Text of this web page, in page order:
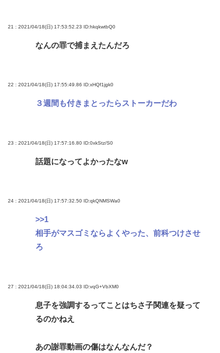
21 : 2021/04/18(日) 17:53:52.23 ID:hkqkwtbQ0
なんの罪で捕まえたんだろ
22 : 2021/04/18(日) 17:55:49.86 ID:xHQf1jgk0
３週間も付きまとったらストーカーだわ
23 : 2021/04/18(日) 17:57:16.80 ID:0xkStz/S0
話題になってよかったなw
24 : 2021/04/18(日) 17:57:32.50 ID:qkQNMSWa0
>>1
相手がマスゴミならよくやった、前科つけさせ
ろ
27 : 2021/04/18(日) 18:04:34.03 ID:vqG+VbXM0
息子を強調するってことはちさ子関連を疑って
るのかねえ
あの謝罪動画の傷はなんなんだ？